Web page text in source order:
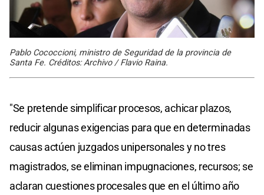
Pablo Cococcioni, ministro de Seguridad de la provincia de
Santa Fe. Créditos: Archivo / Flavio Raina.
"Se pretende simplificar procesos, achicar plazos,
reducir algunas exigencias para que en determinadas
causas actúen juzgados unipersonales y no tres
magistrados, se eliminan impugnaciones, recursos; se
aclaran cuestiones procesales que en el último año